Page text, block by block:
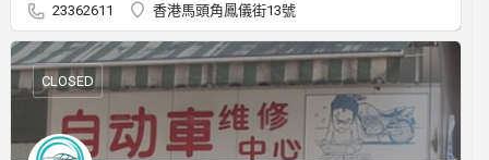
23362611 香港馬頭角鳳儀街13號
CLOSED